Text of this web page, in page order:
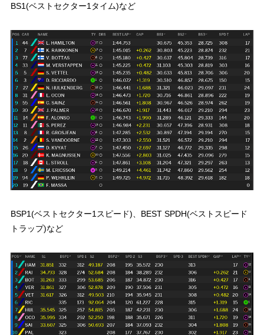
BS1(ベストセクター1タイム)など
BSP1(ベストセクター1スピード)、BEST SPDH(ベストスピード
トラップ)など